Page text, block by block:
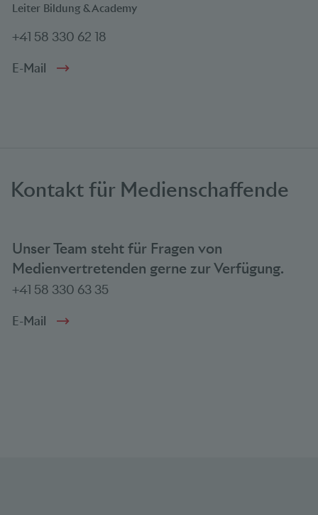
Leiter Bildung & Academy
+41 58 330 62 18
E-Mail
Kontakt für Medienschaffende
Unser Team steht für Fragen von
Medienvertretenden gerne zur Verfügung.
+41 58 330 63 35
E-Mail